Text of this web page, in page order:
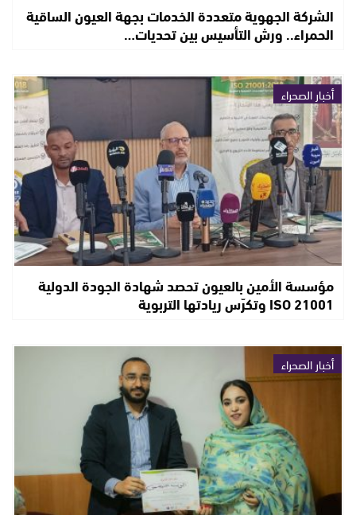
الشركة الجهوية متعددة الخدمات بجهة العيون الساقية
الحمراء.. ورش التأسيس بين تحديات…
أخبار الصحراء
مؤسسة الأمين بالعيون تحصد شهادة الجودة الدولية
ISO 21001 وتكرّس ريادتها التربوية
أخبار الصحراء